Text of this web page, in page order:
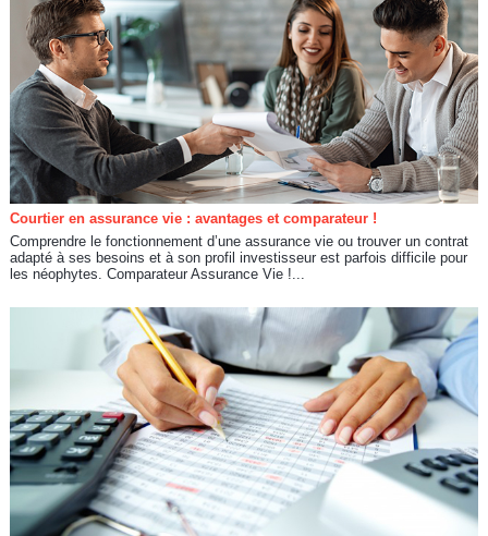
Courtier en assurance vie : avantages et comparateur !
Comprendre le fonctionnement d’une assurance vie ou trouver un contrat
adapté à ses besoins et à son profil investisseur est parfois difficile pour
les néophytes. Comparateur Assurance Vie !...